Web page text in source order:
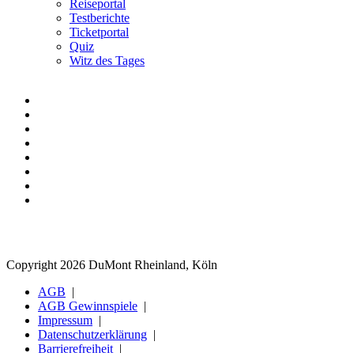
Reiseportal
Testberichte
Ticketportal
Quiz
Witz des Tages
Copyright 2026 DuMont Rheinland, Köln
AGB
AGB Gewinnspiele
Impressum
Datenschutzerklärung
Barrierefreiheit